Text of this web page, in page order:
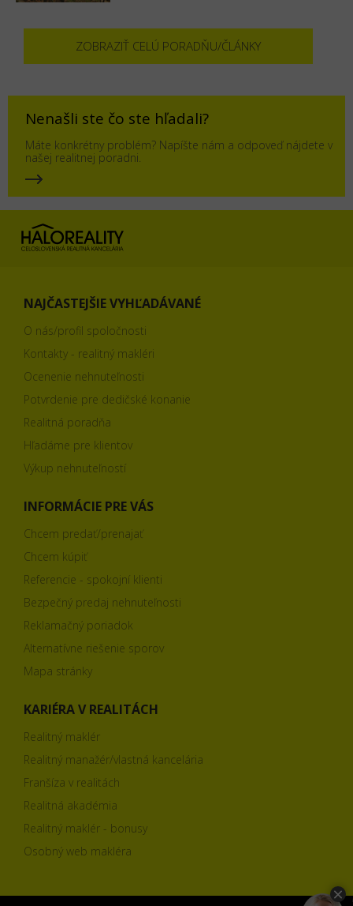
ZOBRAZIŤ CELÚ PORADŇU/ČLÁNKY
Nenašli ste čo ste hľadali?
Máte konkrétny problém? Napíšte nám a odpoveď nájdete v
našej realitnej poradni.
NAJČASTEJŠIE VYHĽADÁVANÉ
O nás/profil spoločnosti
Kontakty - realitný makléri
Ocenenie nehnuteľnosti
Potvrdenie pre dedičské konanie
Realitná poradňa
Hľadáme pre klientov
Výkup nehnuteľností
INFORMÁCIE PRE VÁS
Chcem predať/prenajať
Chcem kúpiť
Referencie - spokojní klienti
Bezpečný predaj nehnuteľnosti
Reklamačný poriadok
Alternatívne riešenie sporov
Mapa stránky
KARIÉRA V REALITÁCH
Realitný maklér
Realitný manažér/vlastná kancelária
Franšíza v realitách
Realitná akadémia
Realitný maklér - bonusy
Osobný web makléra